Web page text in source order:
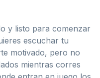
y listo para comenzar
escuchar tu
motivado, pero no
mientras corres